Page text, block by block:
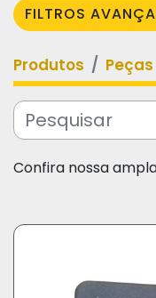
FILTROS
Categoria
Fabricante
Produtos Peças
Confira nossa